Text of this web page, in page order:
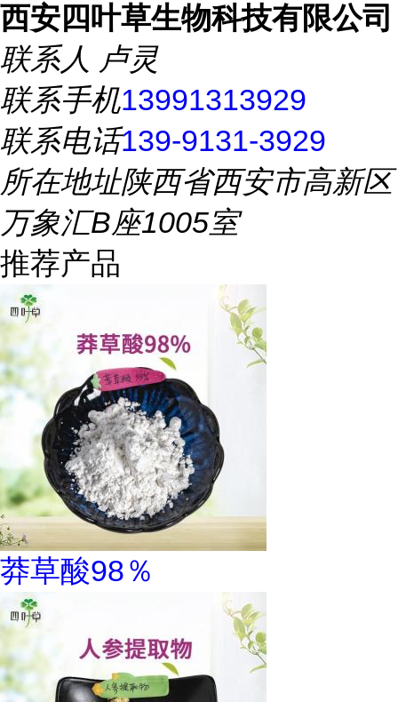
西安四叶草生物科技有限公司
联系人 卢灵
联系手机13991313929
联系电话139-9131-3929
所在地址陕西省西安市高新区
万象汇B座1005室
推荐产品
莽草酸98％